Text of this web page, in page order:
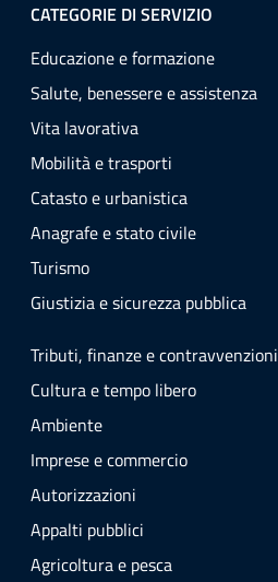
CATEGORIE DI SERVIZIO
Educazione e formazione
Salute, benessere e assistenza
Vita lavorativa
Mobilità e trasporti
Catasto e urbanistica
Anagrafe e stato civile
Turismo
Giustizia e sicurezza pubblica
Tributi, finanze e contravvenzioni
Cultura e tempo libero
Ambiente
Imprese e commercio
Autorizzazioni
Appalti pubblici
Agricoltura e pesca